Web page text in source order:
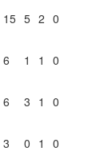
15 5 2 0
6 1 1
0
6 3 1 0
3 0 1 0